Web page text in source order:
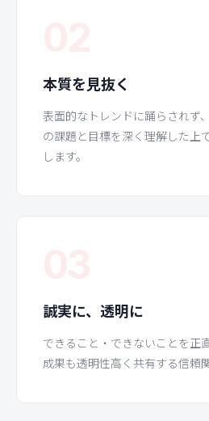
本質を見抜く
表面的なトレンドに踊らされず
の課題と目標を深く理解した上
します。
誠実に、透明に
できること・できないことを正
成果も透明性高く共有する信頼